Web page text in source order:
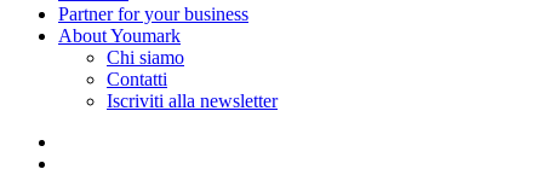
Partner for your business
About Youmark
Chi siamo
Contatti
Iscriviti alla newsletter